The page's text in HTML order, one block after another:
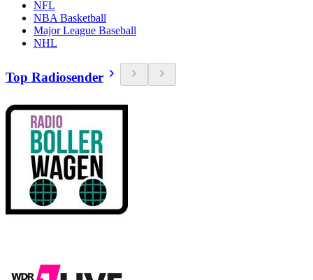
NFL
NBA Basketball
Major League Baseball
NHL
Top Radiosender